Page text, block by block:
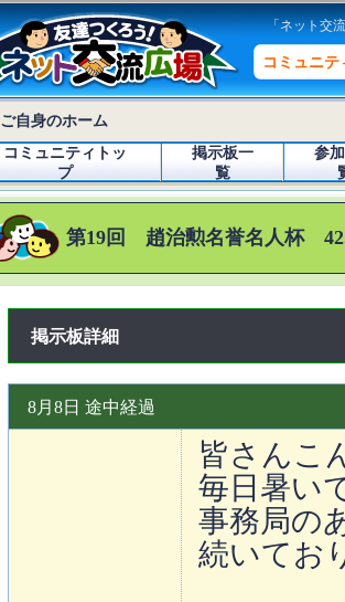
「ネット交
コミュニテ
ご自身のホーム
コミュニティトッ
プ
掲示板一
覧
参
第19回 趙治勲名誉名人杯
掲示板詳細
8月8日 途中経過
皆さんこ
毎日暑い
事務局の
続いてお